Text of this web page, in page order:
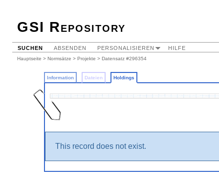
GSI Repository
SUCHEN ABSENDEN PERSONALISIEREN HILFE
Hauptseite > Normsätze > Projekte > Datensatz #296354
Information Dateien Holdings
This record does not exist.